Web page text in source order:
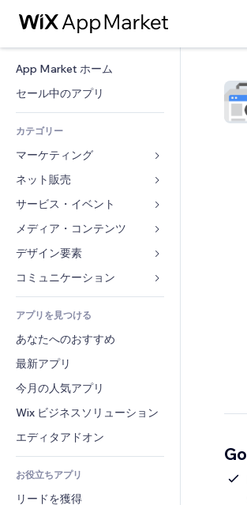
App Market ホーム
セール中のアプリ
カテゴリー
マーケティング
広告
モバイル
アクセス解析
リスティング広告
メール
コンバージョン
ネット販売
ストア用アプリ
発送・配達
販売ボタン
会計
クーポン・特典
倉庫管理ソリューション
ドロップシッピング
食品・飲料
サービス・イベント
ホテル
イベント
レストラン
不動産
ブッキング
メディア・コンテンツ
ギャラリー
音楽
ポッドキャスト
写真
動画
PDF
ファイル共有
ニュース
デザイン要素
マップ・ナビ
プライバシー・セキュリティ
時計
ページテンプレート
画像効果
ボタン・メニュー
バナー・バッジ
電卓
検索
天気
チャート・テーブル
フォーム
ブログ
投票
チャット
コメント
電話
コミュニティィ
レビュー・お客さまの声
CRM
アプリを見つける
あなたへのおすすめ
最新アプリ
今月の人気アプリ
Wix ビジネスソリューション
エディタアドオン
お役立ちアプリ
リードを獲得